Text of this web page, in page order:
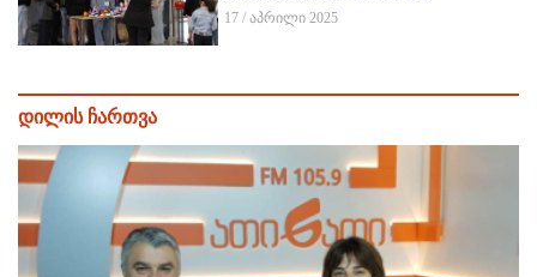
17 / აპრილი 2025
დილის ჩართვა